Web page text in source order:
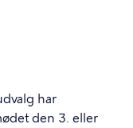
har
den 3. eller